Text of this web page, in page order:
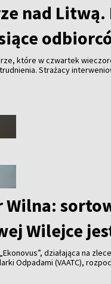
nad
które w czwartek
Strażacy
Wilna:
Wilejce
działająca na
Odpadami (VAATC),